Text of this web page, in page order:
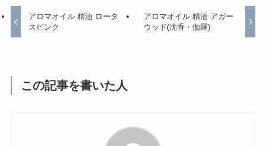
アロマオイル 精油 ロータ
スピンク
アロマオイル 精油 アガー
ウッド(沈香・伽羅)
この記事を書いた人